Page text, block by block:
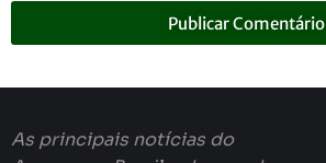
Publicar Comentário
As principais notícias do